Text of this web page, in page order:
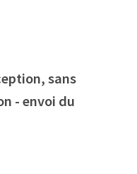
sans
- envoi du